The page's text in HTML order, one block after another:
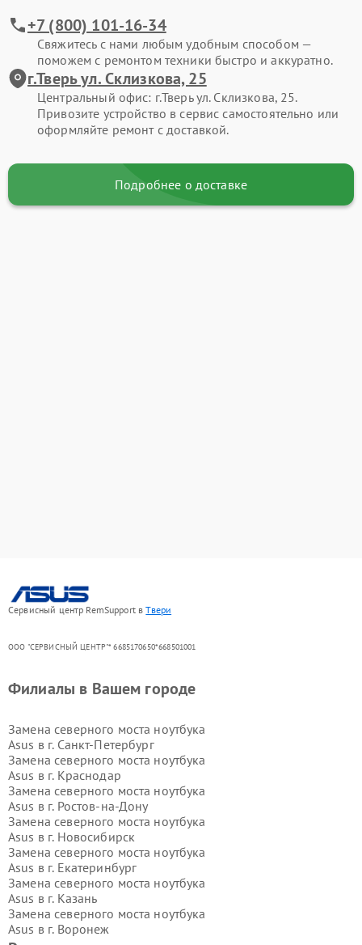
+7 (800) 101-16-34
Свяжитесь с нами любым удобным способом —
поможем с ремонтом техники быстро и аккуратно.
г.Тверь ул. Склизкова, 25
Центральный офис: г.Тверь ул. Склизкова, 25.
Привозите устройство в сервис самостоятельно или
оформляйте ремонт с доставкой.
Подробнее о доставке
Сервисный центр RemSupport вТвери
ООО "СЕРВИСНЫЙ ЦЕНТР"* 6685170650*668501001
Филиалы в Вашем городе
Замена северного моста ноутбука
Asus в г. Санкт-Петербург
Замена северного моста ноутбука
Asus в г. Краснодар
Замена северного моста ноутбука
Asus в г. Ростов-на-Дону
Замена северного моста ноутбука
Asus в г. Новосибирск
Замена северного моста ноутбука
Asus в г. Екатеринбург
Замена северного моста ноутбука
Asus в г. Казань
Замена северного моста ноутбука
Asus в г. Воронеж